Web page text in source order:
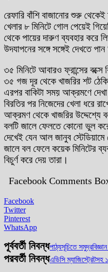
রেফারি বাঁশি বাজানোর শুরু থেকেই
খেলার ৮ মিনিটে গোল পেয়েই
থেকে পায়ের দারুণ ব্যবহার করে
উদযাপনের সঙ্গে সঙ্গেই দেখতে
৩৫ মিনিটে আবারও ফ্রান্সের
৩৫ গজ দূর থেকে খাজরির শট
এরপর বাকিটা সময় আক্রমণে
বিরতির পর নিজেদের খেলা ধরে
আক্রমণ থেকে খাজরির উদ্দেশ্যে
বলটি জালে ফেলতে কোনো ভুল
দেখেই যেন আল জানুব স্টেডিয়ামে
জালে বল ফেলে কয়েক মিনিটের
বিচুর্ণ করে দেয় তারা।
Facebook Comments
Facebook
Twitter
Pinterest
WhatsApp
পূর্ববর্তী নিবন্ধপাঠ্যসূচিতে
পরবর্তী নিবন্ধএডিসি ম্যাজিস্ট্রেটসহ